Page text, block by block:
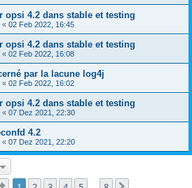
opsi 4.2 dans stable et testing
« 02 Feb 2022, 16:45
opsi 4.2 dans stable et testing
« 02 Feb 2022, 16:08
par la lacune log4j
« 02 Feb 2022, 16:02
opsi 4.2 dans stable et testing
« 07 Dez 2021, 22:30
4.2
« 07 Dez 2021, 22:20